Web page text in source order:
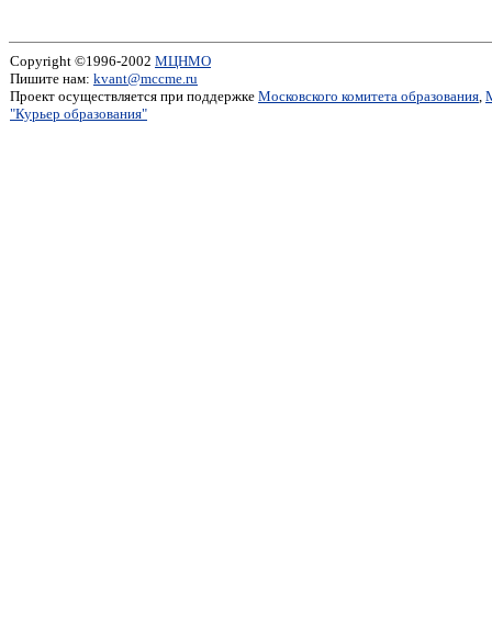
Copyright ©1996-2002 МЦНМО
Пишите нам: kvant@mccme.ru
Проект осуществляется при поддержке Московского комитета образования,
"Курьер образования"